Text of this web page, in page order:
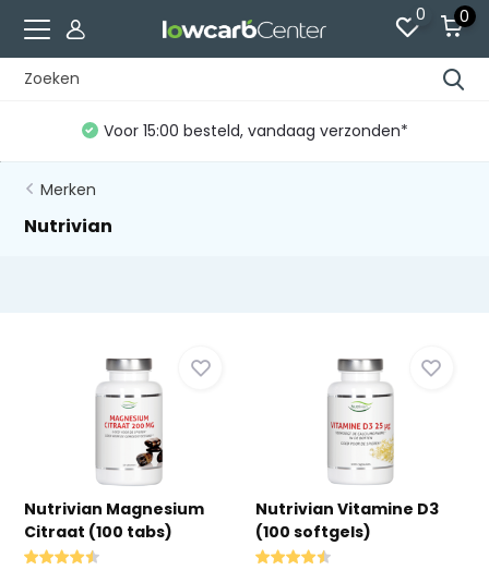
0 0
Voor 15:00 besteld, vandaag verzonden*
Merken
Nutrivian
Nutrivian Magnesium
Citraat (100 tabs)
Nutrivian Vitamine D3
(100 softgels)